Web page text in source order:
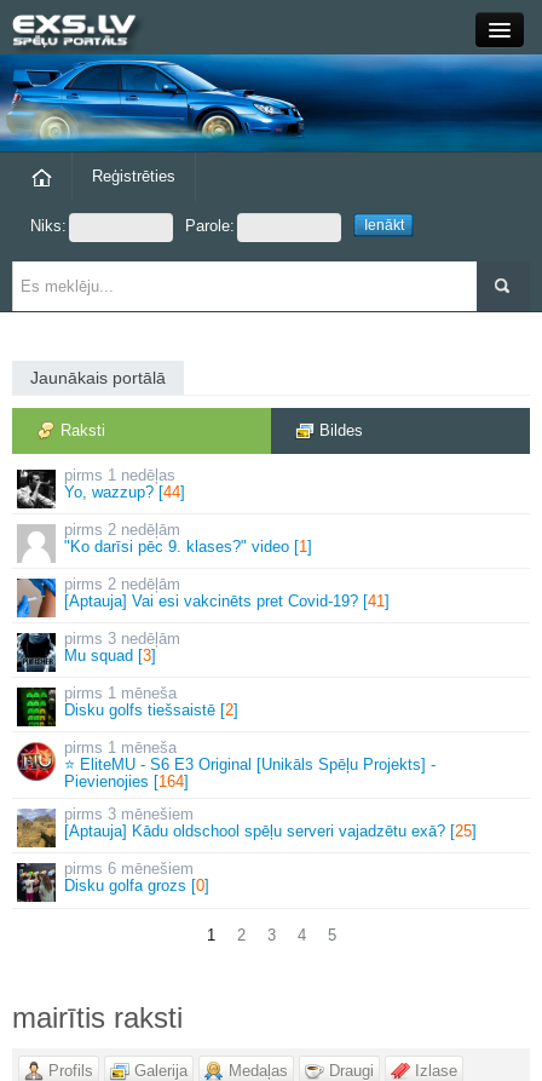
Close
Forums
Grupas
Reģistrēties
Niks: Parole:
Jaunākais portālā
Raksti Bildes
1 nedēļas
Yo, wazzup? [44]
2 nedēļām
"Ko darīsi pēc 9. klases?" video [1]
2 nedēļām
[Aptauja] Vai esi vakcinēts pret Covid-19? [41]
3 nedēļām
Mu squad [3]
1 mēneša
Disku golfs tiešsaistē [2]
1 mēneša
⭐ EliteMU - S6 E3 Original [Unikāls Spēļu Projekts] -
Pievienojies [164]
3 mēnešiem
[Aptauja] Kādu oldschool spēļu serveri vajadzētu exā? [25]
6 mēnešiem
Disku golfa grozs [0]
1 2 3 4 5
mairītis raksti
Profils Galerija Medaļas Draugi
Izlase